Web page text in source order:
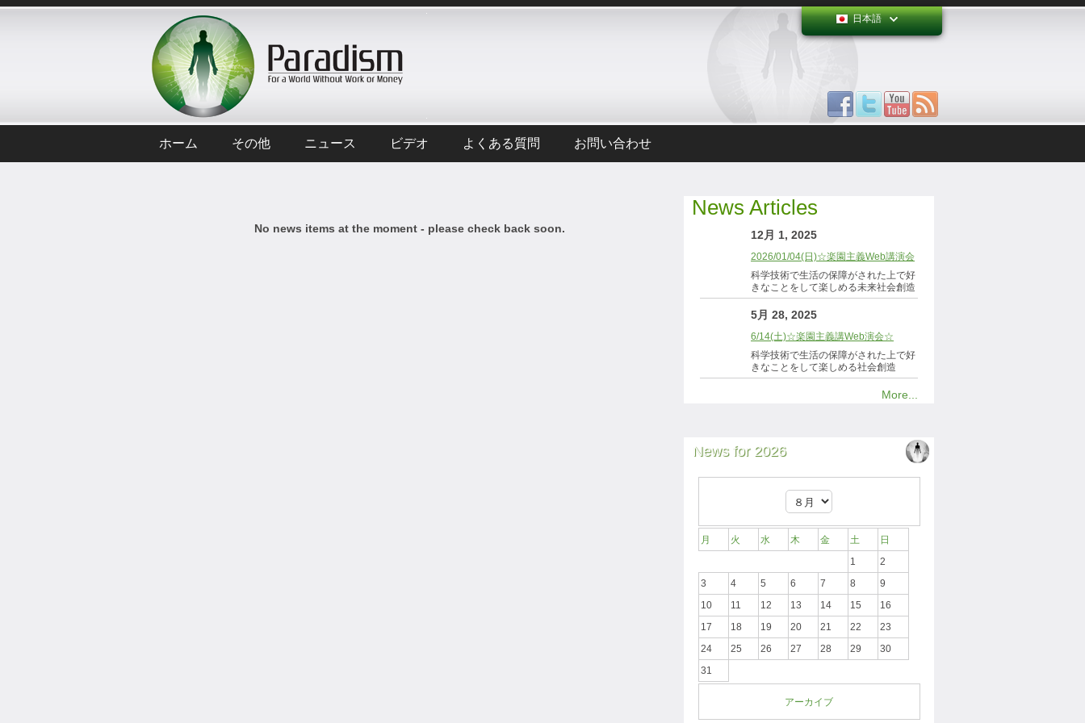
日本語
ホーム その他 ニュース ビデオ よくある質問 お問い合わせ
No news items at the moment - please check back soon.
News Articles
12月 1, 2025
2026/01/04(日)☆楽園主義Web講演会
科学技術で生活の保障がされた上で好
きなことをして楽しめる未来社会創造
5月 28, 2025
6/14(土)☆楽園主義講Web演会☆
科学技術で生活の保障がされた上で好
きなことをして楽しめる社会創造
More...
News for 2026
月 火 水 木 金 土
日
1
2
3
4 5 6 7 8
9
10
11 12 13 14 15
16
17
18 19 20 21 22
23
24
25 26 27 28 29
30
31
アーカイブ